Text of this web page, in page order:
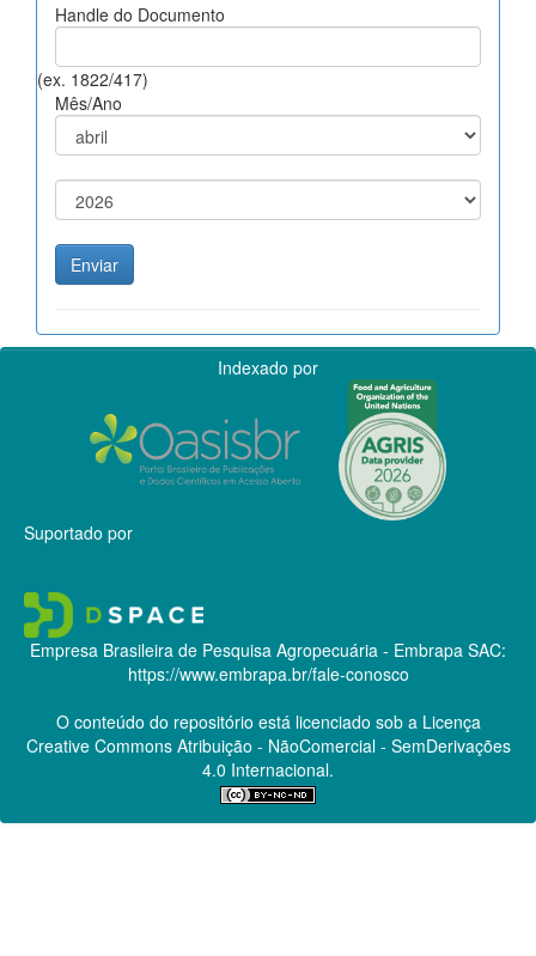
Handle do Documento
(ex. 1822/417)
Mês/Ano
Indexado por
Suportado por
Empresa Brasileira de Pesquisa Agropecuária - Embrapa SAC:
https://www.embrapa.br/fale-conosco
O conteúdo do repositório está licenciado sob a Licença
Creative CommonsAtribuição - NãoComercial - SemDerivações
4.0 Internacional.